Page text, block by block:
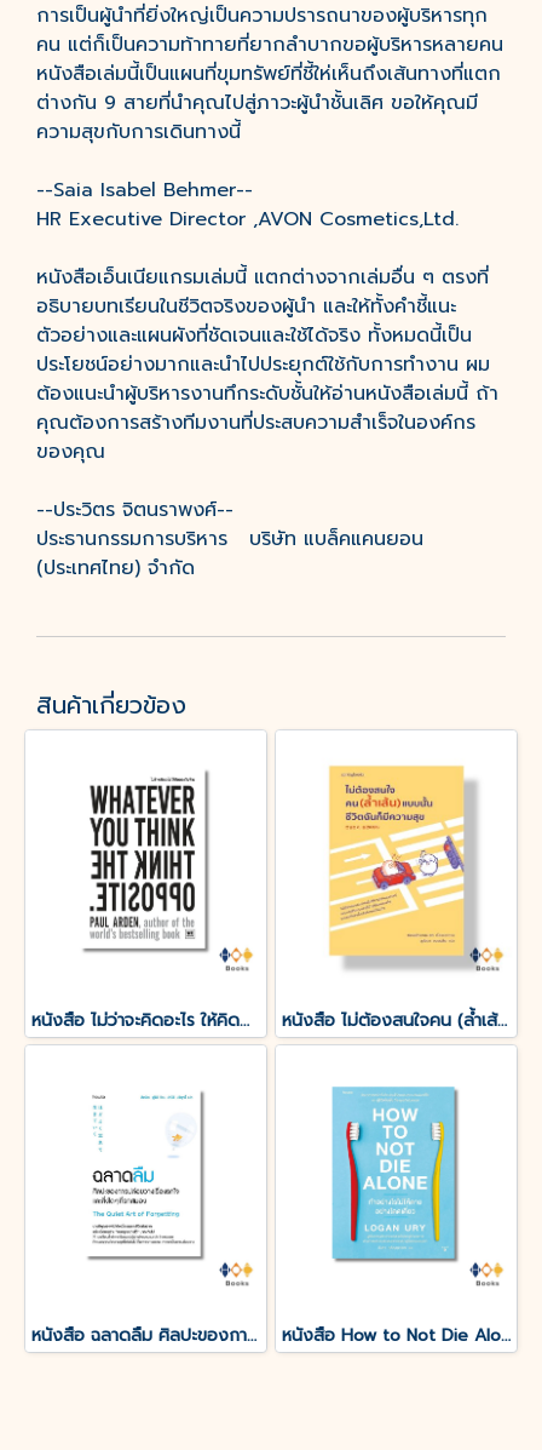
การเป็นผู้นำที่ยิ่งใหญ่เป็นความปรารถนาของผู้บริหารทุก
คน แต่ก็เป็นความท้าทายที่ยากลำบากขอผู้บริหารหลายคน
หนังสือเล่มนี้เป็นแผนที่ขุมทรัพย์ที่ชี้ให่เห็นถึงเส้นทางที่แตก
ต่างกัน 9 สายที่นำคุณไปสู่ภาวะผู้นำชั้นเลิศ ขอให้คุณมี
ความสุขกับการเดินทางนี้
--Saia Isabel Behmer--
HR Executive Director ,AVON Cosmetics,Ltd.
หนังสือเอ็นเนียแกรมเล่มนี้ แตกต่างจากเล่มอื่น ๆ ตรงที่
อธิบายบทเรียนในชีวิตจริงของผู้นำ และให้ทั้งคำชี้แนะ
ตัวอย่างและแผนผังที่ชัดเจนและใช้ได้จริง ทั้งหมดนี้เป็น
ประโยชน์อย่างมากและนำไปประยุกต์ใช้กับการทำงาน ผม
ต้องแนะนำผู้บริหารงานทึกระดับชั้นให้อ่านหนังสือเล่มนี้ ถ้า
คุณต้องการสร้างทีมงานที่ประสบความสำเร็จในองค์กร
ของคุณ
--ประวิตร จิตนราพงศ์--
ประธานกรรมการบริหาร บริษัท แบล็คแคนยอน
(ประเทศไทย) จำกัด
สินค้าเกี่ยวข้อง
หนังสือ ไม่ว่าจะคิดอะไร ให้คิดตรงกันข้าม Whatever You Think, Think the Opposite หนังสือ ไม่ต้องสนใจคน (ล้ำเส้น) แบบนั้นชีวิตฉันก็มีความสุข
หนังสือ ฉลาดลืม ศิลปะของการปล่อยวางเรื่องรกใจและสิ่งใดๆที่รกสมอง หนังสือ How to Not Die Alone ทำอย่างไรไม่ให้ตายอย่างโดดเดี่ยว